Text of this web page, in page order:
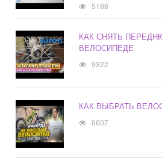
5188
КАК СНЯТЬ
ВЕЛОСИПЕДЕ
9322
КАК ВЫБРАТЬ
6607